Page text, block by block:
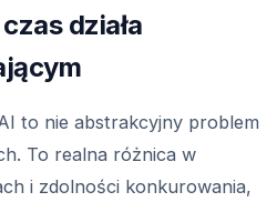
działa
to nie abstrakcyjny problem
To realna różnica w
i zdolności konkurowania,